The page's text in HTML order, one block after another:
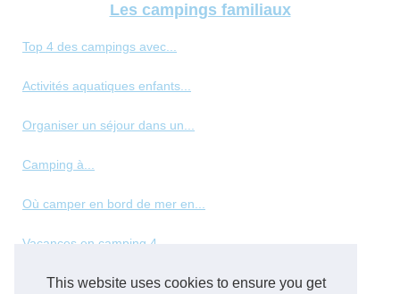
This website uses cookies to ensure you get
Les campings familiaux
Top 4 des campings avec...
Activités aquatiques enfants...
Organiser un séjour dans un...
Camping à...
Où camper en bord de mer en...
Vacances en camping 4...
Les meilleurs types de...